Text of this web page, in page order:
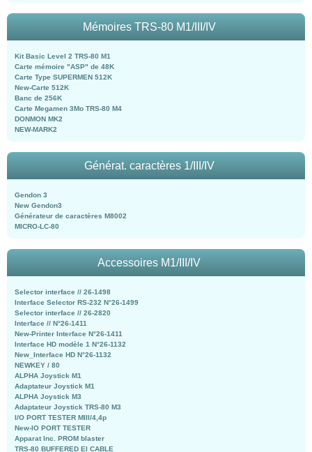
Mémoires TRS-80 M1/III/IV
Kit Basic Level 2 TRS-80 M1
Carte mémoire "ASP" de 48K
Carte Type SUPERMEN 512K
New-Carte 512K
Banc de 256K
Carte Megamen 3Mo TRS-80 M4
DONMON MK2
NEW-MARK2
Générat. caractères 1/III/IV
Gendon 3
New Gendon3
Générateur de caractères M8002
MICRO-LC-80
Accessoires M1/III/IV
Selector interface // 26-1498
Interface Selector RS-232 N°26-1499
Selector interface // 26-2820
Interface // N°26-1411
New-Printer Interface N°26-1411
Interface HD modèle 1 N°26-1132
New_Interface HD N°26-1132
NEWKEY / 80
ALPHA Joystick M1
Adaptateur Joystick M1
ALPHA Joystick M3
Adaptateur Joystick TRS-80 M3
I/O PORT TESTER MIII/4,4p
New-IO PORT TESTER
Apparat Inc. PROM blaster
TRS-80 BUFFERED EI CABLE